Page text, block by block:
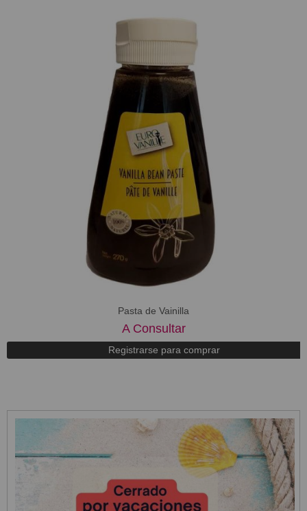
Pasta de Vainilla
A Consultar
Registrarse para comprar